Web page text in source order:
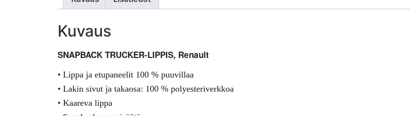
Kuvaus
SNAPBACK TRUCKER-LIPPIS, Renault
• Lippa ja etupaneelit 100 % puuvillaa
• Lakin sivut ja takaosa: 100 % polyesteriverkkoa
• Kaareva lippa